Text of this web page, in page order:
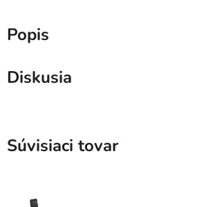
Popis
Diskusia
Súvisiaci tovar